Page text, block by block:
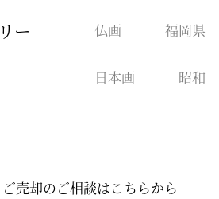
ー 仏画 福岡県
日本画 昭和
売却のご相談はこちらから